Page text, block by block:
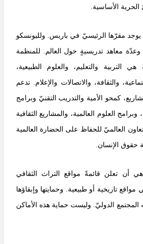
الأساسية.
باريس . ولليونسكو
من 50 مكتباً وعدّة معاهد تدريسيةٍ حول العالم. للمنظمة
التربية والتعليم، والعلوم الطبيعية،
والثقافة، والاتصالات والإعلام. تدعم
كمحو الأمية والتدريب التقنيّ وبرامج
العلوم العالمية، والمشاريع الثقافية
العالمي ّ للحفاظ على الحضارة العالمية
حقوق الإنسان.
هي أن تعلن قائمةً مواقع التراث الثقافي
مواقع تاريخية أو طبيعية. وحمايتها وإبقاؤها
الدوليّ. وليست حماية هذه الأماكن